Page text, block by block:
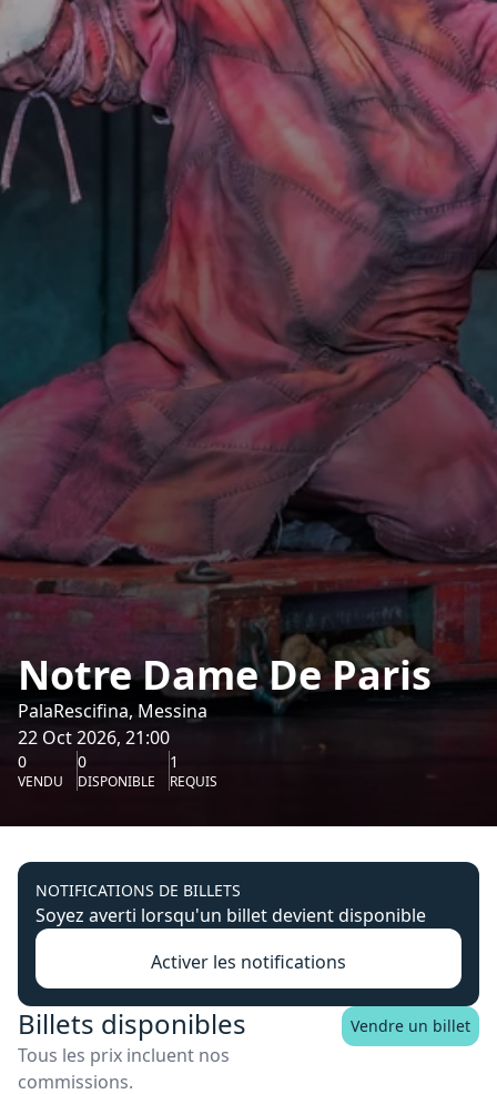
Notre Dame De Paris
PalaRescifina, Messina
22 Oct 2026, 21:00
0
VENDU
0
DISPONIBLE
1
REQUIS
NOTIFICATIONS DE BILLETS
Soyez averti lorsqu'un billet devient disponible
Activer les notifications
Billets disponibles
Tous les prix incluent nos
commissions.
Vendre un billet